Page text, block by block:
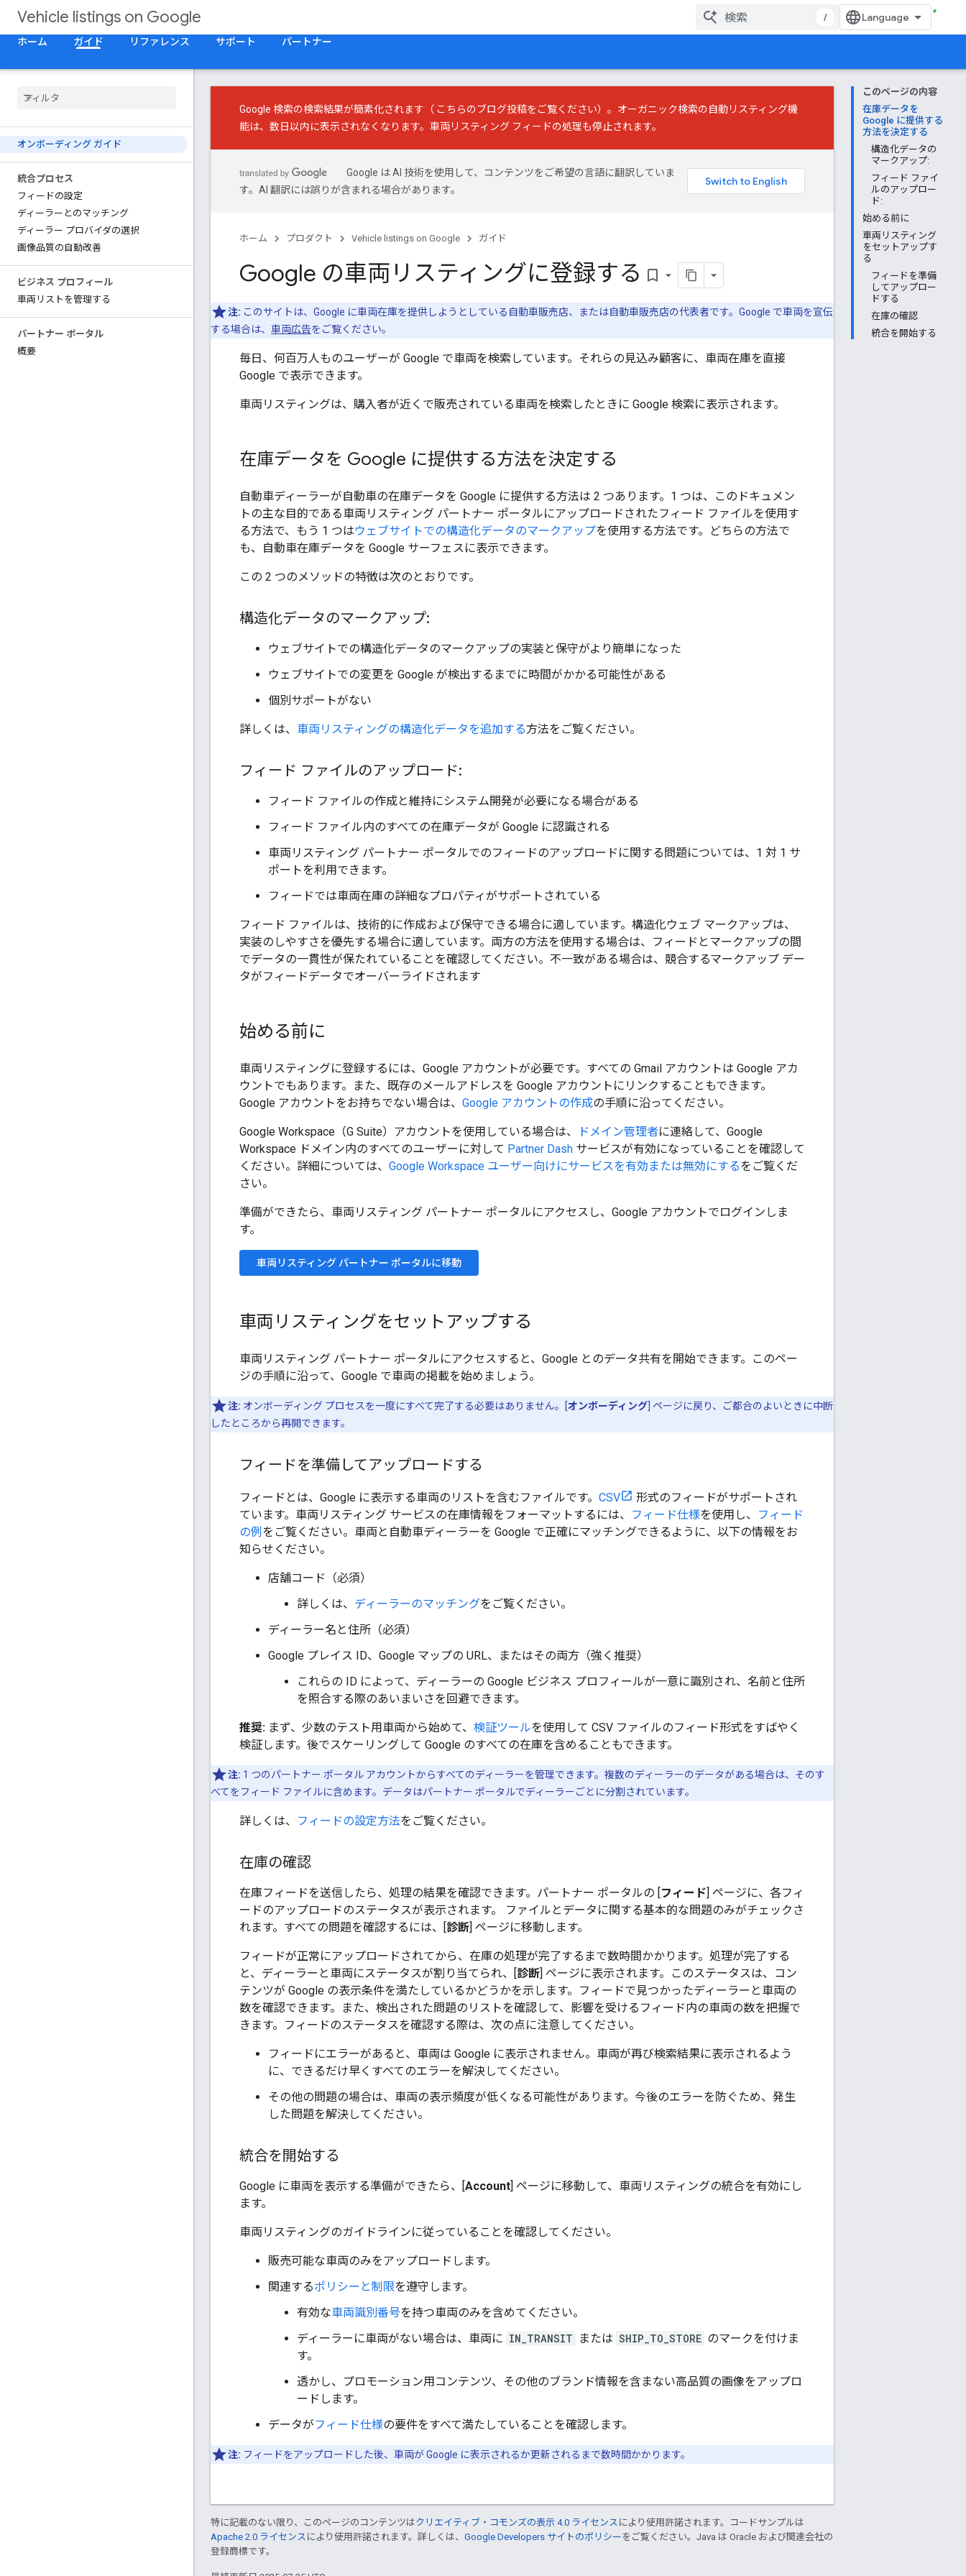
Vehicle listings on Google
/
ホーム
ガイド リファレンス サポート パートナー
オンボーディング ガイド
統合プロセス
フィードの設定
ディーラーとのマッチング
ディーラー プロバイダの選択
画像品質の自動改善
ビジネス プロフィール
車両リストを管理する
パートナー ポータル
概要
このページの内容
在庫データを
Google に提供する
方法を決定する
構造化データの
マークアップ:
フィード ファイ
ルのアップロー
ド:
始める前に
車両リスティング
をセットアップす
る
フィードを準備
してアップロー
ドする
在庫の確認
統合を開始する
Google 検索の検索結果が簡素化されます（ こちらのブログ投稿をご覧ください）。オーガニック検索の自動リスティング機
能は、数日以内に表示されなくなります。車両リスティング フィードの処理も停止されます。
Google は AI 技術を使用して、コンテンツをご希望の言語に翻訳していま
す。AI 翻訳には誤りが含まれる場合があります。
ホーム プロダクト Vehicle listings on Google ガイド
Google の車両リスティングに登録する bookmark_border
注: このサイトは、Google に車両在庫を提供しようとしている自動車販売店、または自動車販売店の代表者です。Google で車両を宣伝
する場合は、 車両広告をご覧ください。
毎日、何百万人ものユーザーが Google で車両を検索しています。それらの見込み顧客に、車両在庫を直接
Google で表示できます。
車両リスティングは、購入者が近くで販売されている車両を検索したときに Google 検索に表示されます。
在庫データを Google に提供する方法を決定する
自動車ディーラーが自動車の在庫データを Google に提供する方法は 2 つあります。1 つは、このドキュメン
トの主な目的である車両リスティング パートナー ポータルにアップロードされたフィード ファイルを使用す
る方法で、もう 1 つはウェブサイトでの構造化データのマークアップを使用する方法です。どちらの方法で
も、自動車在庫データを Google サーフェスに表示できます。
この 2 つのメソッドの特徴は次のとおりです。
構造化データのマークアップ:
ウェブサイトでの構造化データのマークアップの実装と保守がより簡単になった
ウェブサイトでの変更を Google が検出するまでに時間がかかる可能性がある
個別サポートがない
詳しくは、 車両リスティングの構造化データを追加する方法をご覧ください。
フィード ファイルのアップロード:
フィード ファイルの作成と維持にシステム開発が必要になる場合がある
フィード ファイル内のすべての在庫データが Google に認識される
車両リスティング パートナー ポータルでのフィードのアップロードに関する問題については、1 対 1 サ
ポートを利用できます。
フィードでは車両在庫の詳細なプロパティがサポートされている
フィード ファイルは、技術的に作成および保守できる場合に適しています。構造化ウェブ マークアップは、
実装のしやすさを優先する場合に適しています。両方の方法を使用する場合は、フィードとマークアップの間
でデータの一貫性が保たれていることを確認してください。不一致がある場合は、競合するマークアップ デー
タがフィードデータでオーバーライドされます
始める前に
車両リスティングに登録するには、Google アカウントが必要です。すべての Gmail アカウントは Google アカ
ウントでもあります。また、既存のメールアドレスを Google アカウントにリンクすることもできます。
Google アカウントをお持ちでない場合は、 Google アカウントの作成の手順に沿ってください。
Google Workspace（G Suite）アカウントを使用している場合は、 ドメイン管理者に連絡して、Google
Workspace ドメイン内のすべてのユーザーに対して Partner Dash サービスが有効になっていることを確認して
ください。詳細については、 Google Workspace ユーザー向けにサービスを有効または無効にするをご覧くだ
さい。
準備ができたら、車両リスティング パートナー ポータルにアクセスし、Google アカウントでログインしま
す。
車両リスティング パートナー ポータルに移動
車両リスティングをセットアップする
車両リスティング パートナー ポータルにアクセスすると、Google とのデータ共有を開始できます。このペー
ジの手順に沿って、Google で車両の掲載を始めましょう。
注: オンボーディング プロセスを一度にすべて完了する必要はありません。[オンボーディング ] ページに戻り、ご都合のよいときに中断
したところから再開できます。
フィードを準備してアップロードする
フィードとは、Google に表示する車両のリストを含むファイルです。 CSV
形式のフィードがサポートされ
ています。車両リスティング サービスの在庫情報をフォーマットするには、
フィード仕様を使用し、
フィード
の例 をご覧ください。車両と自動車ディーラーを Google で正確にマッチングできるように、以下の情報をお
知らせください。
店舗コード（必須）
詳しくは、 ディーラーのマッチングをご覧ください。
ディーラー名と住所（必須）
Google プレイス ID、Google マップの URL、またはその両方（強く推奨）
これらの ID によって、ディーラーの Google ビジネス プロフィールが一意に識別され、名前と住所
を照合する際のあいまいさを回避できます。
推奨: まず、少数のテスト用車両から始めて、 検証ツールを使用して CSV ファイルのフィード形式をすばやく
検証します。後でスケーリングして Google のすべての在庫を含めることもできます。
注: 1 つのパートナー ポータル アカウントからすべてのディーラーを管理できます。複数のディーラーのデータがある場合は、そのす
べてをフィード ファイルに含めます。データはパートナー ポータルでディーラーごとに分割されています。
詳しくは、 フィードの設定方法をご覧ください。
在庫の確認
在庫フィードを送信したら、処理の結果を確認できます。パートナー ポータルの [フィード] ページに、各フィ
ードのアップロードのステータスが表示されます。 ファイルとデータに関する基本的な問題のみがチェックさ
れます。すべての問題を確認するには、[診断] ページに移動します。
フィードが正常にアップロードされてから、在庫の処理が完了するまで数時間かかります。処理が完了する
と、ディーラーと車両にステータスが割り当てられ、[診断] ページに表示されます。このステータスは、コン
テンツが Google の表示条件を満たしているかどうかを示します。フィードで見つかったディーラーと車両の
数を確認できます。また、検出された問題のリストを確認して、影響を受けるフィード内の車両の数を把握で
きます。フィードのステータスを確認する際は、次の点に注意してください。
フィードにエラーがあると、車両は Google に表示されません。車両が再び検索結果に表示されるよう
に、できるだけ早くすべてのエラーを解決してください。
その他の問題の場合は、車両の表示頻度が低くなる可能性があります。今後のエラーを防ぐため、発生
した問題を解決してください。
統合を開始する
Google に車両を表示する準備ができたら、[Account] ページに移動して、車両リスティングの統合を有効にし
ます。
車両リスティングのガイドラインに従っていることを確認してください。
販売可能な車両のみをアップロードします。
関連するポリシーと制限を遵守します。
有効な車両識別番号を持つ車両のみを含めてください。
ディーラーに車両がない場合は、車両に IN_TRANSIT または SHIP_TO_STORE のマークを付けま
す。
透かし、プロモーション用コンテンツ、その他のブランド情報を含まない高品質の画像をアップロ
ードします。
データがフィード仕様の要件をすべて満たしていることを確認します。
注: フィードをアップロードした後、車両が Google に表示されるか更新されるまで数時間かかります。
特に記載のない限り、このページのコンテンツはクリエイティブ・コモンズの表示 4.0 ライセンス により使用許諾されます。コードサンプルは
Apache 2.0 ライセンス により使用許諾されます。詳しくは、 Google Developers サイトのポリシー をご覧ください。Java は Oracle および関連会社の
登録商標です。